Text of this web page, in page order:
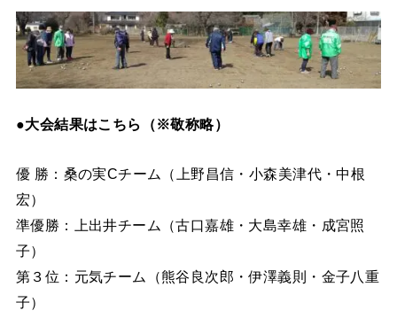
●大会結果はこちら（※敬称略）
優 勝：桑の実Cチーム（上野昌信・小森美津代・中根
宏）
準優勝：上出井チーム（古口嘉雄・大島幸雄・成宮照
子）
第３位：元気チーム（熊谷良次郎・伊澤義則・金子八重
子）